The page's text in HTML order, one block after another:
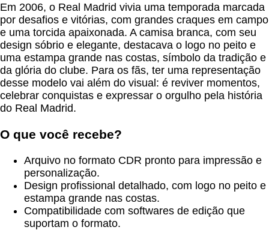
Em 2006, o Real Madrid vivia uma temporada marcada
por desafios e vitórias, com grandes craques em campo
e uma torcida apaixonada. A camisa branca, com seu
design sóbrio e elegante, destacava o logo no peito e
uma estampa grande nas costas, símbolo da tradição e
da glória do clube. Para os fãs, ter uma representação
desse modelo vai além do visual: é reviver momentos,
celebrar conquistas e expressar o orgulho pela história
do Real Madrid.
O que você recebe?
Arquivo no formato CDR pronto para impressão e
personalização.
Design profissional detalhado, com logo no peito e
estampa grande nas costas.
Compatibilidade com softwares de edição que
suportam o formato.